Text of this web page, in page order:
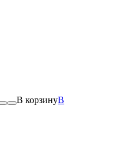
В корзинуВ